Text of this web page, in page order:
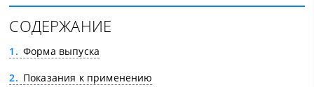
СОДЕРЖАНИЕ
1
Форма выпуска
2
Показания к применению